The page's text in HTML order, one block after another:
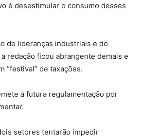
é desestimular o consumo desses
de lideranças industriais e do
redação ficou abrangente demais e
“festival” de taxações.
à futura regulamentação por
setores tentarão impedir